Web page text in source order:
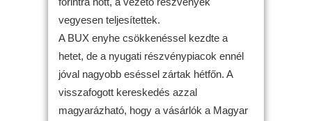
vegyesen teljesítettek.
A BUX enyhe csökkenéssel kezdte a
hetet, de a nyugati részvénypiacok ennél
jóval nagyobb eséssel zártak hétfőn. A
visszafogott kereskedés azzal
magyarázható, hogy a vásárlók a Magyar